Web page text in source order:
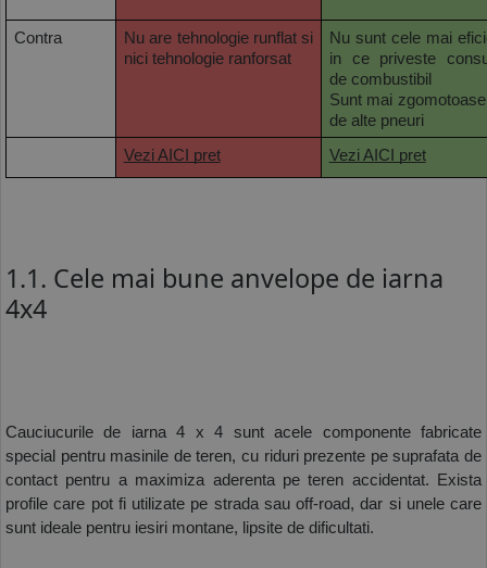
Contra
Nu are tehnologie runflat si
nici tehnologie ranforsat
Nu sunt cele mai
in ce priveste
de combustibil
Sunt mai
de alte pneuri
Vezi AICI pret
Vezi AICI pret
1.1. Cele mai bune anvelope de iarna
4x4
Cauciucurile de iarna 4 x 4 sunt acele componente fabricate
special pentru masinile de teren, cu riduri prezente pe suprafata de
contact pentru a maximiza aderenta pe teren accidentat. Exista
profile care pot fi utilizate pe strada sau off-road, dar si unele care
sunt ideale pentru iesiri montane, lipsite de dificultati.